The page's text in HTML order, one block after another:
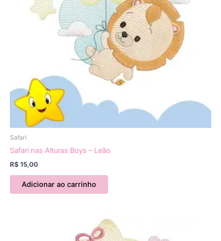
Safari
Safari nas Alturas Boys – Leão
R$ 15,00
Adicionar ao carrinho